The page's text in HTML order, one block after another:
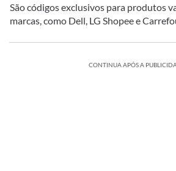
São códigos exclusivos para produtos
marcas, como Dell, LG Shopee e
CONTINUA APÓS A